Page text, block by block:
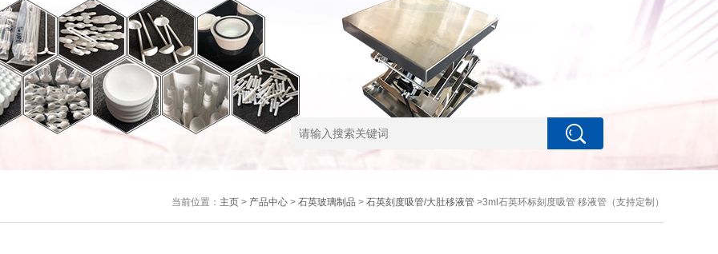
当前位置： 主页> 产品中心> 石英玻璃制品 > 石英刻度吸管/大肚移液管>3ml石英环标刻度吸管 移液管（支持定制）